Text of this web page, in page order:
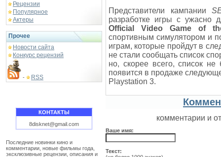
Рецензии
Популярное
Актеры
Прочее
Новости сайта
Конкурс рецензий
- RSS
КОНТАКТЫ
8disknet@gmail.com
Последние новинки кино и
комментарии, новые фильмы года,
эксклюзивные рецензии, описания и
Представители кампании
разработке игры с ужасно
Official Video Game of
спортивным симулятором и
играм, которые пройдут в
не стали сообщать список
но, скорее всего, список не
появится в продаже
Playstation 3.
комментарии и
Ваше имя:
Текст: